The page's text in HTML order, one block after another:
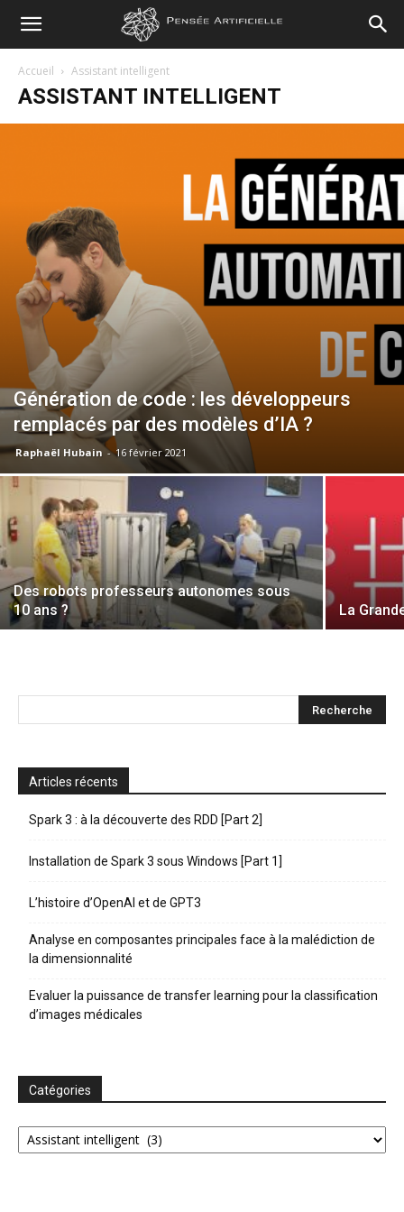
Pensée
Artificielle
Accueil Assistant intelligent
ASSISTANT INTELLIGENT
Génération de code : les développeurs
remplacés par des modèles d’IA ?
Raphaël Hubain - 16 février 2021
Des robots professeurs autonomes sous
10 ans ?
La
Articles récents
Spark 3 : à la découverte des RDD [Part 2]
Installation de Spark 3 sous Windows [Part 1]
L’histoire d’OpenAI et de GPT3
Analyse en composantes principales face à la malédiction de
la dimensionnalité
Evaluer la puissance de transfer learning pour la classification
d’images médicales
Catégories
Catégories